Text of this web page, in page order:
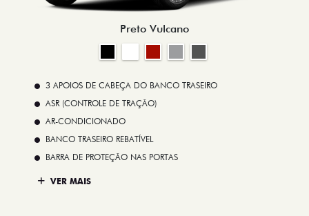
Preto Vulcano
3 APOIOS DE CABEÇA DO BANCO TRASEIRO
ASR (CONTROLE DE TRAÇÃO)
AR-CONDICIONADO
BANCO TRASEIRO REBATÍVEL
BARRA DE PROTEÇÃO NAS PORTAS
VER MAIS